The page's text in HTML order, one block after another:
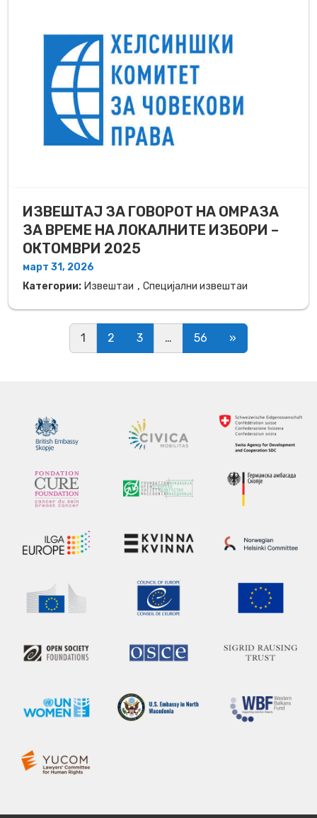
ИЗВЕШТАЈ ЗА ГОВОРОТ НА ОМРАЗА
ЗА ВРЕМЕ НА ЛОКАЛНИТЕ ИЗБОРИ –
ОКТОМВРИ 2025
март 31, 2026
Категории: Извештаи , Специјални извештаи
Posts navigation
1 2 3 … 56 »